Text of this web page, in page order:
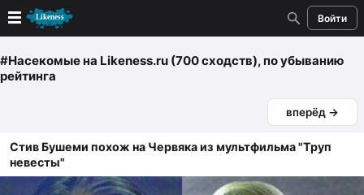
Войти
Новые
Голосование
Кандидаты
#Насекомыена Likeness.ru (700 сходств), по убыванию
рейтинга
вперёд →
Стив Бушеми похож на Червяка из мультфильма "Труп
невесты"